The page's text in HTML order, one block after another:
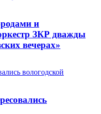
и
ЗКР дважды
вечерах»